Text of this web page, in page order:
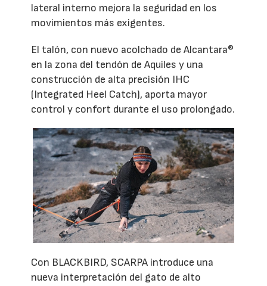
lateral interno mejora la seguridad en los
movimientos más exigentes.
El talón, con nuevo acolchado de Alcantara®
en la zona del tendón de Aquiles y una
construcción de alta precisión IHC
(Integrated Heel Catch), aporta mayor
control y confort durante el uso prolongado.
Con BLACKBIRD, SCARPA introduce una
nueva interpretación del gato de alto